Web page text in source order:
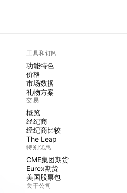
工具和订阅
功能特色
价格
市场数据
礼物方案
交易
概览
经纪商
经纪商比较
The Leap
特别优惠
CME集团期货
Eurex期货
美国股票包
关于公司